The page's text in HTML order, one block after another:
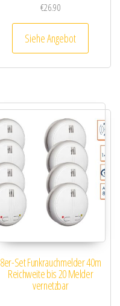
€26.90
Siehe Angebot
8er-Set Funkrauchmelder 40m
Reichweite bis 20 Melder
vernetzbar